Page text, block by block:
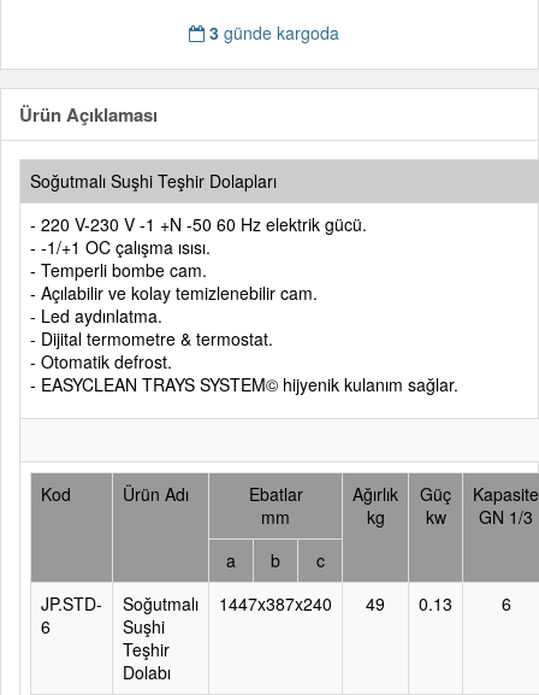
3günde kargoda
Ürün Açıklaması
Soğutmalı Suşhi Teşhir Dolapları
- 220 V-230 V -1 +N -50 60 Hz elektrik gücü.
- -1/+1 OC çalışma ısısı.
- Temperli bombe cam.
- Açılabilir ve kolay temizlenebilir cam.
- Led aydınlatma.
- Dijital termometre & termostat.
- Otomatik defrost.
- EASYCLEAN TRAYS SYSTEM© hijyenik kulanım sağlar.
Kod Ürün Adı
Ebatlar
mm
Ağırlık
kg
Güç
kw
Kapasite
GN 1/3
a
b
c
JP.STD-
6
Soğutmalı
Suşhi
Teşhir
Dolabı
1447x387x240 49 0.13 6